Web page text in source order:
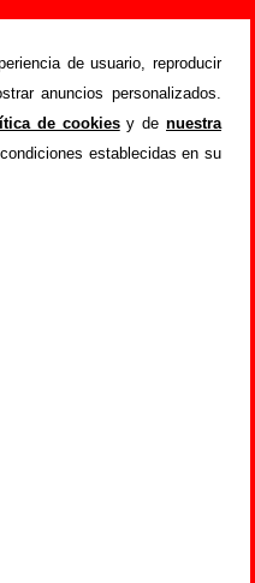
de usuario, reproducir
anuncios personalizados.
de cookiesy denuestra
establecidas en su
la existente mediante el
.Gracias por tu